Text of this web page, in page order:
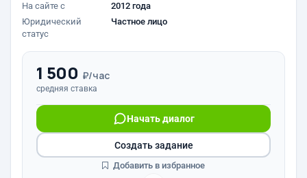
На сайте с
2012 года
Юридический
статус
Частное лицо
1 500 ₽/час
средняя ставка
Начать диалог
Создать задание
Добавить в избранное